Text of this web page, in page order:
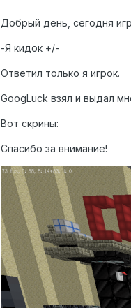
Добрый день, сегодня
-Я кидок +/-
Ответил только я игрок.
GoogLuck взял и выдал
Вот скрины:
Спасибо за внимание!